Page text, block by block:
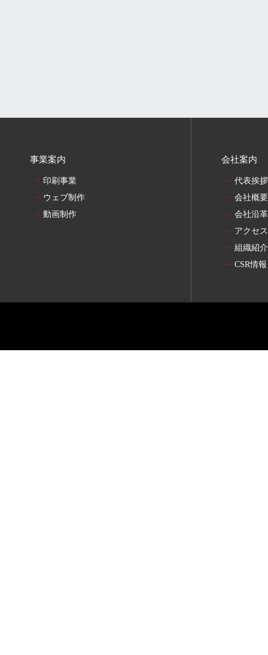
事業案内
印刷事業
ウェブ制作
動画制作
会社案内
代表挨拶
会社概要
会社沿革
アクセス
組織紹介
CSR情報